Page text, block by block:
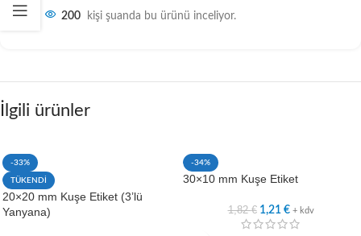
200 kişi şuanda bu ürünü inceliyor.
İlgili ürünler
-33%
TÜKENDİ
20×20 mm Kuşe Etiket (3’lü
Yanyana)
-34%
30×10 mm Kuşe Etiket
1,82€ 1,21 € + kdv